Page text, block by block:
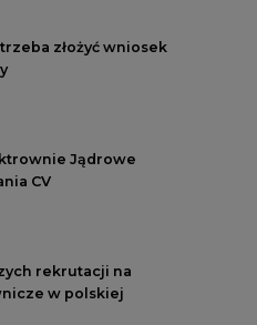
złożyć wniosek
Jądrowe
CV
rekrutacji na
w polskiej